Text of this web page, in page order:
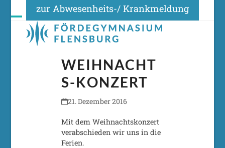
zur Abwesenheits-/ Krankmeldung
Open
mobile
Close
mobile
WEIHNACHT
S-KONZERT
21. Dezember 2016
Mit dem Weihnachtskonzert
verabschieden wir uns in die
Ferien.